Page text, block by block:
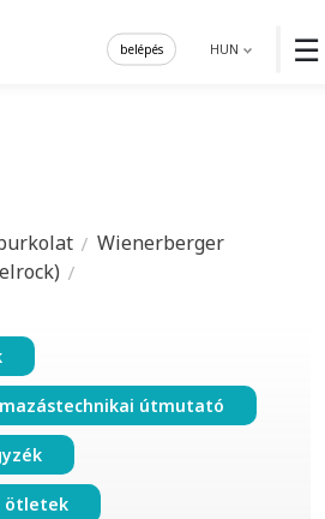
☰
HUN
belépés
Wienerberger
útmutató
ötletek